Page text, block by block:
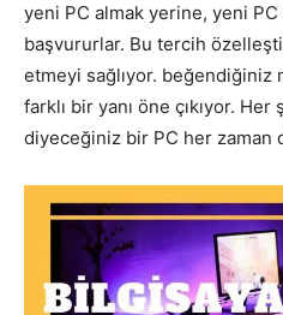
yeni PC almak yerine, yeni
başvururlar. Bu tercih
etmeyi sağlıyor.
farklı bir yanı öne çıkıyor. Her
diyeceğiniz bir PC her zaman